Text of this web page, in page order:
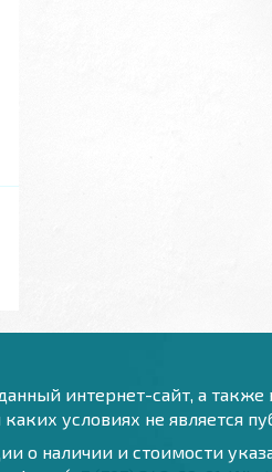
интернет-сайт, а
условиях не является
о наличии и стоимости